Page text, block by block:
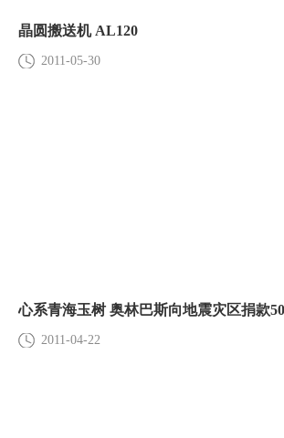
晶圆搬送机 AL120
2011-05-30
心系青海玉树 奥林巴斯向地震灾区捐款
2011-04-22